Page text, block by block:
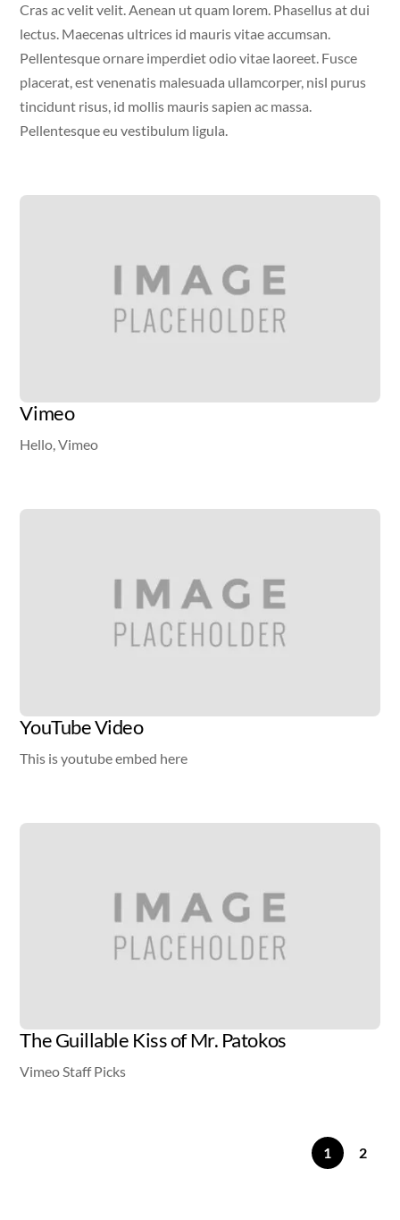
Cras ac velit velit. Aenean ut quam lorem. Phasellus at dui
lectus. Maecenas ultrices id mauris vitae accumsan.
Pellentesque ornare imperdiet odio vitae laoreet. Fusce
placerat, est venenatis malesuada ullamcorper, nisl purus
tincidunt risus, id mollis mauris sapien ac massa.
Pellentesque eu vestibulum ligula.
Vimeo
Hello, Vimeo
YouTube Video
This is youtube embed here
The Guillable Kiss of Mr. Patokos
Vimeo Staff Picks
1 2